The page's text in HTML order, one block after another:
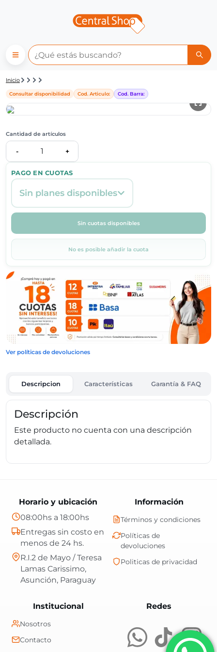
Detalle de producto | Central
Inicio
Consultar disponibilidad Cod. Articulo: Cod. Barra:
PAGO EN CUOTAS
Sin planes disponibles
Sin cuotas disponibles
No es posible añadir la cuota
Cantidad de artículos
- 1 +
Ver políticas de devoluciones
Descripcion Características Garantía & FAQ
Descripción
Este producto no cuenta con una descripción
detallada.
RedesCentral Shop es
Información
Términos y condiciones
Políticas de
devoluciones
Politicas de privacidad
Institucional
Nosotros
Contacto
Horario y ubicación
08:00hs a 18:00hs
Entregas sin costo en
menos de 24 hs.
R.I.2 de Mayo / Teresa
Lamas Carissimo,
Asunción, Paraguay